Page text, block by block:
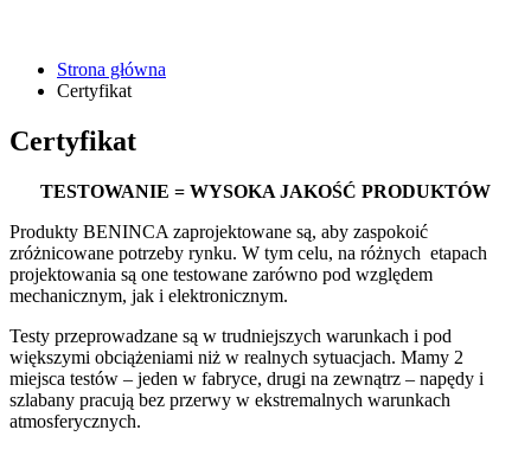
Strona główna
Certyfikat
Certyfikat
TESTOWANIE = WYSOKA JAKOŚĆ PRODUKTÓW
Produkty BENINCA zaprojektowane są, aby zaspokoić
zróżnicowane potrzeby rynku. W tym celu, na różnych etapach
projektowania są one testowane zarówno pod względem
mechanicznym, jak i elektronicznym.
Testy przeprowadzane są w trudniejszych warunkach i pod
większymi obciążeniami niż w realnych sytuacjach. Mamy 2
miejsca testów – jeden w fabryce, drugi na zewnątrz – napędy i
szlabany pracują bez przerwy w ekstremalnych warunkach
atmosferycznych.